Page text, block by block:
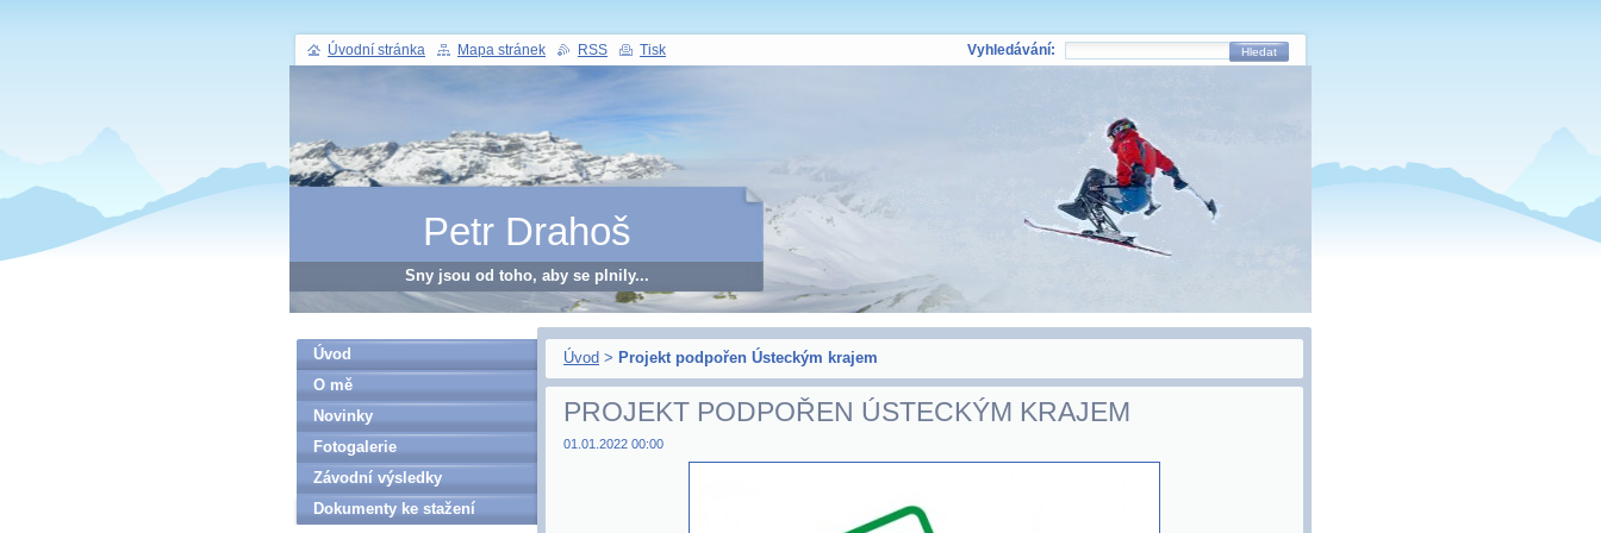
Petr Drahoš
Sny jsou od toho, aby se plnily...
Úvod > Projekt podpořen Ústeckým krajem
PROJEKT PODPOŘEN ÚSTECKÝM KRAJEM
01.01.2022 00:00
Úvod
O mě
Novinky
Fotogalerie
Závodní výsledky
Dokumenty ke stažení
Úvodní stránka Mapa stránek RSS Tisk Vyhledávání: Hledat